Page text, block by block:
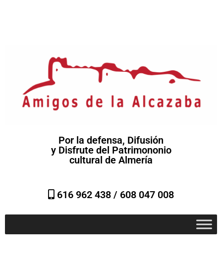
Por la defensa, Difusión
y Disfrute del Patrimononio
cultural de Almería
616 962 438 / 608 047 008